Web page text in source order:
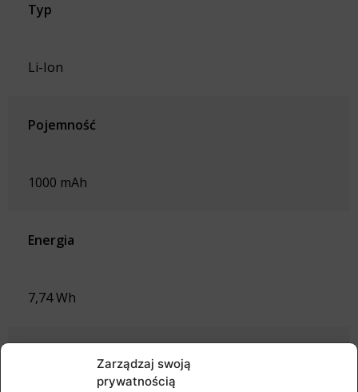
Zarządzaj swoją
prywatnością
Typ
Li-Ion
Pojemność
1000 mAh
Energia
7,74 Wh